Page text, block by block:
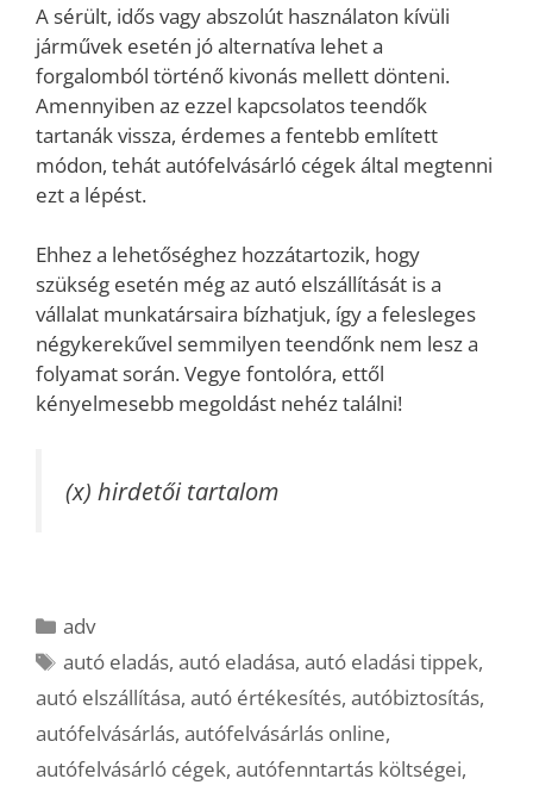
A sérült, idős vagy abszolút használaton kívüli
járművek esetén jó alternatíva lehet a
forgalomból történő kivonás mellett dönteni.
Amennyiben az ezzel kapcsolatos teendők
tartanák vissza, érdemes a fentebb említett
módon, tehát autófelvásárló cégek által megtenni
ezt a lépést.
Ehhez a lehetőséghez hozzátartozik, hogy
szükség esetén még az autó elszállítását is a
vállalat munkatársaira bízhatjuk, így a felesleges
négykerekűvel semmilyen teendőnk nem lesz a
folyamat során. Vegye fontolóra, ettől
kényelmesebb megoldást nehéz találni!
(x) hirdetői tartalom
Kategória
adv
Címkék
autó eladás,autó eladása,autó eladási tippek,
autó elszállítása, autó értékesítés, autóbiztosítás,
autófelvásárlás, autófelvásárlás online,
autófelvásárló cégek, autófenntartás költségei,